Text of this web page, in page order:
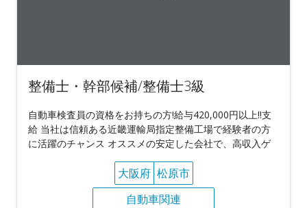
整備士・幹部候補/整備士3級
自動車検査員の資格をお持ちの方!給与420,000円以上!!支
給 当社は信頼ある近畿運輸局指定整備工場で経験者の方
に活躍のチャンス オススメの安定した会社で、高収入ゲ
大阪府 松原市
自動車関連